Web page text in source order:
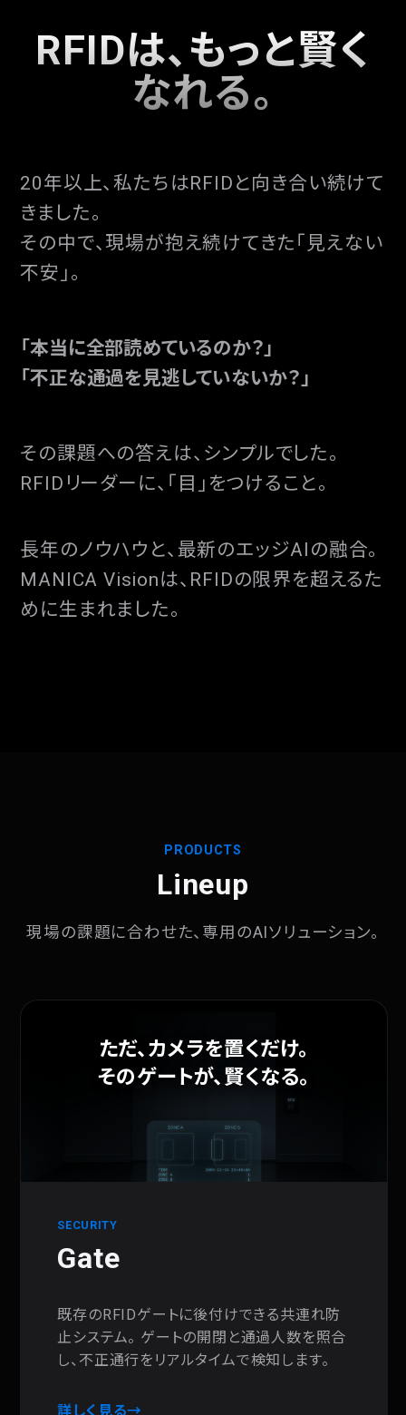
RFIDは、 もっと賢く
なれる。
20年以上、私たちはRFIDと向き合い続けて
きました。
その中で、現場が抱え続けてきた「見えない
不安」。
「本当に全部読めているのか？」
「不正な通過を見逃していないか？」
その課題への答えは、シンプルでした。
RFIDリーダーに、「目」をつけること。
長年のノウハウと、最新のエッジAIの融合。
MANICA Visionは、RFIDの限界を超えるた
めに生まれました。
PRODUCTS
Lineup
現場の課題に合わせた、専用のAIソリューション。
ただ、カメラを置くだけ。
そのゲートが、賢くなる。
SECURITY
Gate
既存のRFIDゲートに後付けできる共連れ防
止システム。 ゲートの開閉と通過人数を照合
し、不正通行をリアルタイムで検知します。
詳しく見る